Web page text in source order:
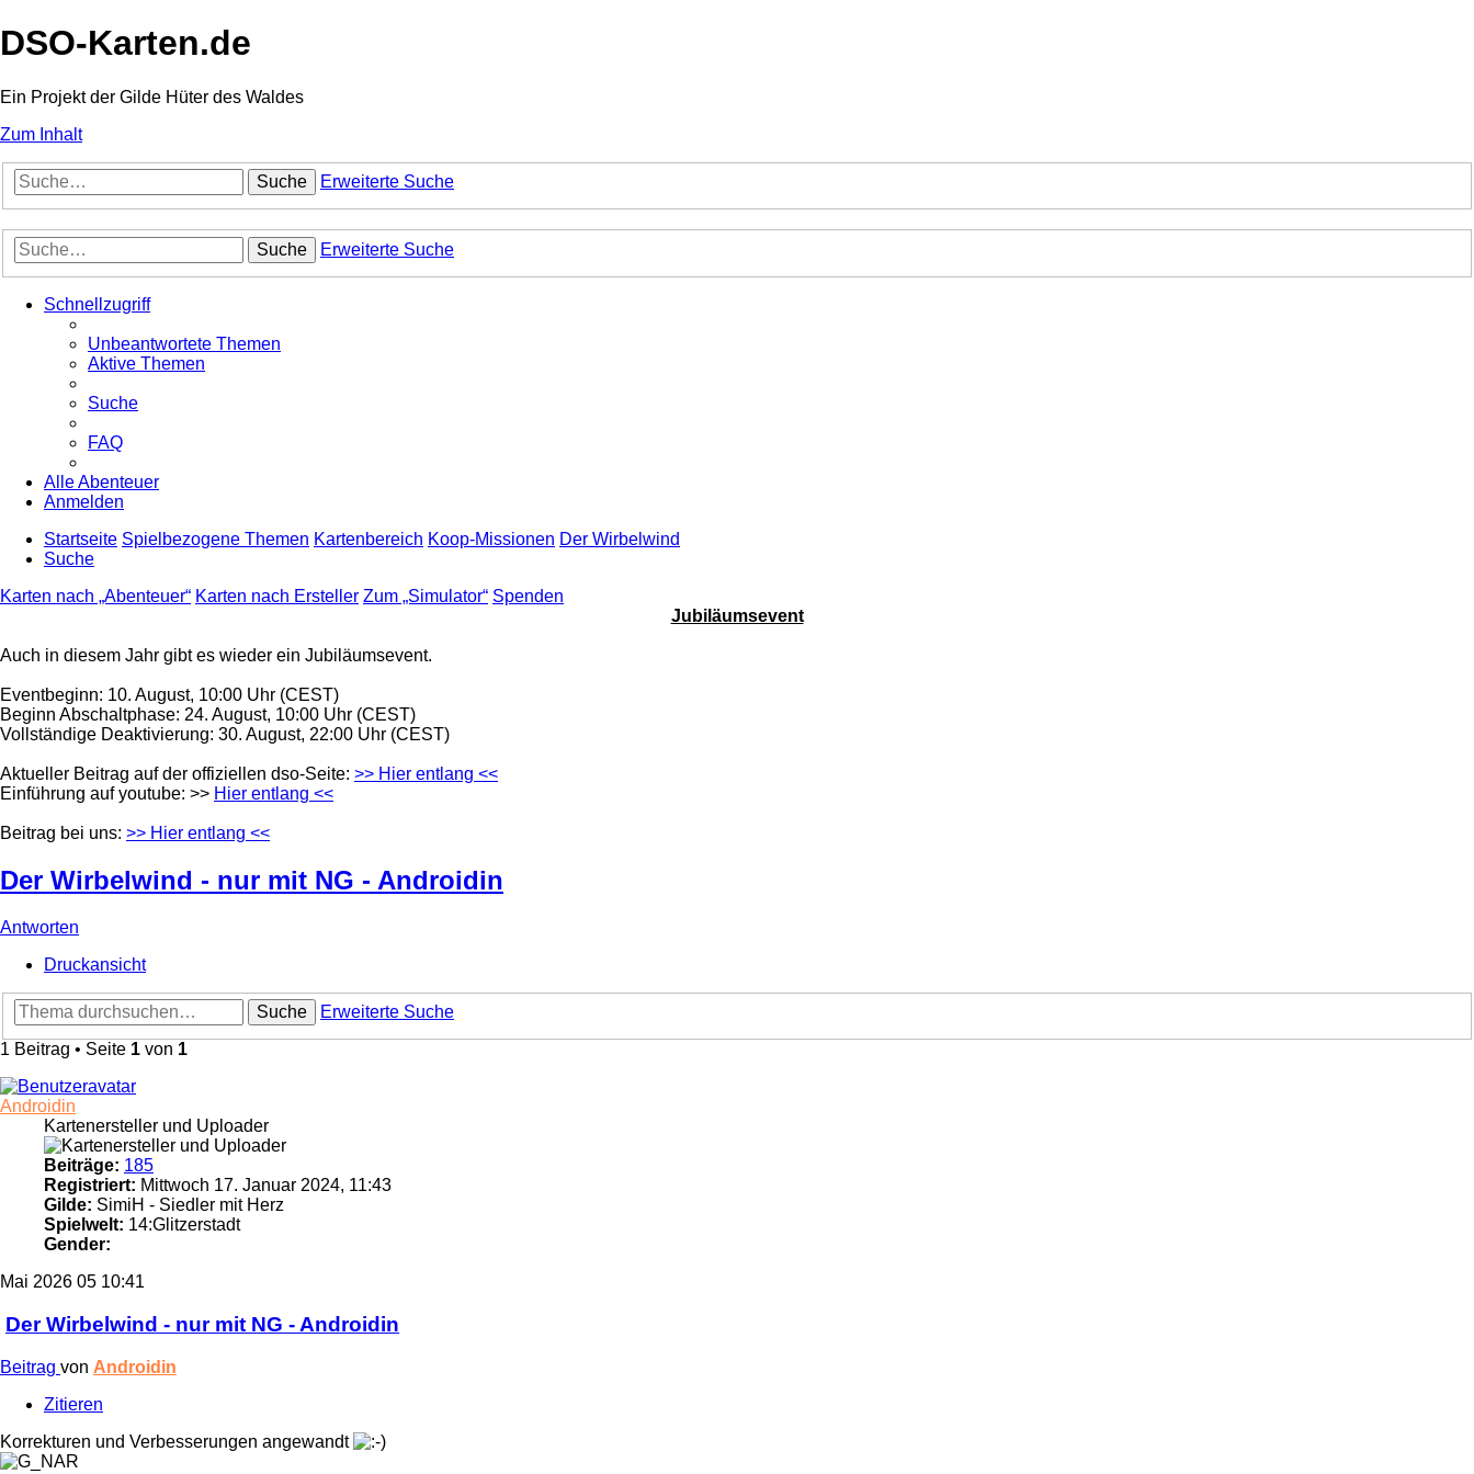
DSO-Karten.de
Ein Projekt der Gilde Hüter des Waldes
Zum Inhalt
Suche Erweiterte Suche
Suche Erweiterte Suche
Schnellzugriff
Unbeantwortete Themen
Aktive Themen
Suche
FAQ
Alle Abenteuer
Anmelden
Startseite Spielbezogene Themen Kartenbereich Koop-Missionen Der Wirbelwind
Suche
Karten nach „Abenteuer“ Karten nach Ersteller Zum „Simulator“ Spenden
Jubiläumsevent
Auch in diesem Jahr gibt es wieder ein Jubiläumsevent.
Eventbeginn: 10. August, 10:00 Uhr (CEST)
Beginn Abschaltphase: 24. August, 10:00 Uhr (CEST)
Vollständige Deaktivierung: 30. August, 22:00 Uhr (CEST)
Aktueller Beitrag auf der offiziellen dso-Seite: >> Hier entlang <<
Einführung auf youtube: >> Hier entlang <<
Beitrag bei uns: >> Hier entlang <<
Der Wirbelwind - nur mit NG - Androidin
Antworten
Druckansicht
Suche
Erweiterte Suche
1 Beitrag • Seite 1 von 1
Androidin
Kartenersteller und Uploader
Beiträge: 185
Registriert: Mittwoch 17. Januar 2024, 11:43
Gilde: SimiH - Siedler mit Herz
Spielwelt: 14:Glitzerstadt
Gender:
Mai 2026 05 10:41
Der Wirbelwind - nur mit NG - Androidin
Beitrag von Androidin
Zitieren
Korrekturen und Verbesserungen angewandt